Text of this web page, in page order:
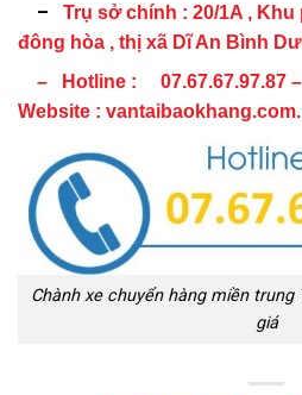
– Trụ sở chính : 20/1A ,
đông hòa , thị xã Dĩ An Bình
– Hotline :
Website : vantaibaokhang.com.
Chành xe chuyển hàng miền trung
giá